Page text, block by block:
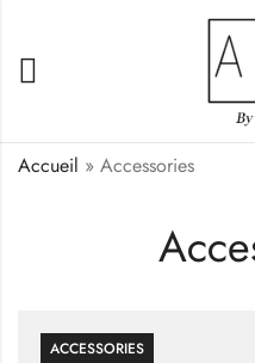
Accueil » Accessories
ACCESSORIES